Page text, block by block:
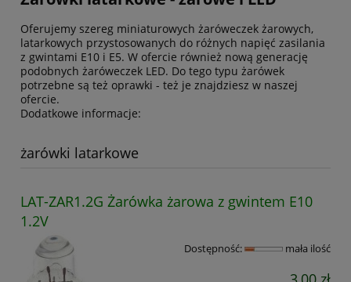
Oferujemy szereg miniaturowych żaróweczek żarowych,
latarkowych przystosowanych do różnych napięć zasilania
z gwintami E10 i E5. W ofercie również nową generację
podobnych żaróweczek LED. Do tego typu żarówek
potrzebne są też oprawki - też je znajdziesz w naszej
ofercie.
Dodatkowe informacje:
żarówki latarkowe
LAT-ZAR1.2G Żarówka żarowa z gwintem E10
1.2V
Dostępność: mała ilość